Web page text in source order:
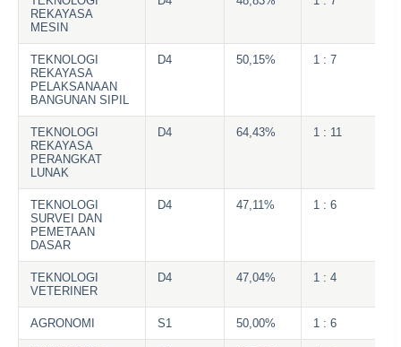
REKAYASA
MESIN
TEKNOLOGI
REKAYASA
PELAKSANAAN
BANGUNAN SIPIL
D4 50,15% 1 : 7
TEKNOLOGI
REKAYASA
PERANGKAT
LUNAK
D4 64,43% 1 : 11
TEKNOLOGI
SURVEI DAN
PEMETAAN
DASAR
D4 47,11% 1 : 6
TEKNOLOGI
VETERINER
D4 47,04% 1 : 4
AGRONOMI S1 50,00% 1 : 6